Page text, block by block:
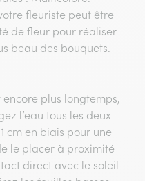
fleuriste peut être
de fleur pour réaliser
beau des bouquets.
plus longtemps,
l’eau tous les deux
cm en biais pour une
le placer à proximité
direct avec le soleil